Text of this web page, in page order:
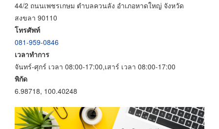
44/2 ถนนเพชรเกษม ตำบลควนลัง อำเภอหาดใหญ่ จังหวัด
สงขลา 90110
โทรศัพท์
081-959-0846
เวลาทำการ
จันทร์-ศุกร์ เวลา 08:00-17:00,เสาร์ เวลา 08:00-17:00
พิกัด
6.98718, 100.40248